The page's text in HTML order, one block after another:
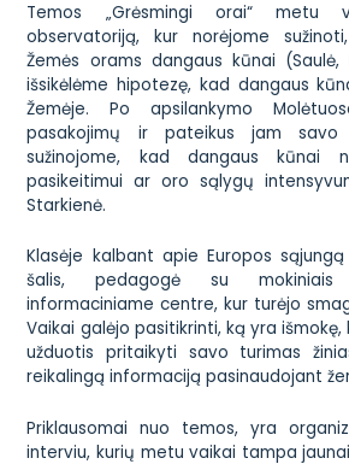
Temos „Grėsmingi orai“ metu
observatoriją, kur norėjome
Žemės orams dangaus kūnai (Saulė,
išsikėlėme hipotezę, kad dangaus
Žemėje. Po apsilankymo
pasakojimų ir pateikus jam savo
sužinojome, kad dangaus kūnai
pasikeitimui ar oro sąlygų
Starkienė.
Klasėje kalbant apie Europos
šalis, pedagogė su mokiniais
informaciniame centre, kur turėjo
Vaikai galėjo pasitikrinti, ką yra
užduotis pritaikyti savo turimas
reikalingą informaciją pasinaudojant
Priklausomai nuo temos, yra
interviu, kurių metu vaikai tampa